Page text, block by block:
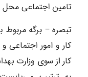
تامین اجتماعی محل
تبصره – برگه مربوط
کار و امور اجتماعی
کار از سوی وزارت